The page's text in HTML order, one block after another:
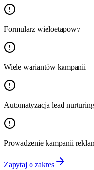
Formularz wieloetapowy
Wiele wariantów kampanii
Automatyzacja lead nurturing
Prowadzenie kampanii
Zapytaj o zakres